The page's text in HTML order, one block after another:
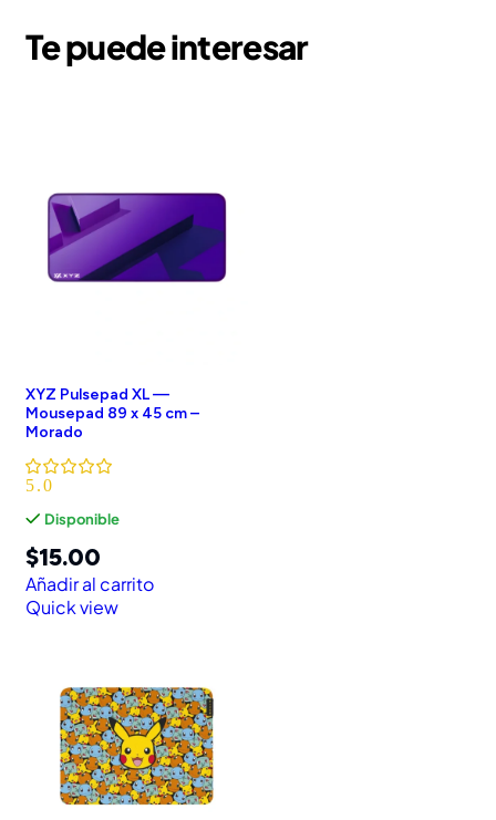
Te puede interesar
XYZ Pulsepad XL —
Mousepad 89 x 45 cm –
Morado
5.0
Disponible
$15.00
Añadir al carrito
Quick view